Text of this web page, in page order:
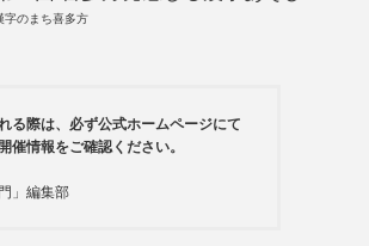
字のまち喜多方
る際は、必ず公式ホームページにて
催情報をご確認ください。
」編集部